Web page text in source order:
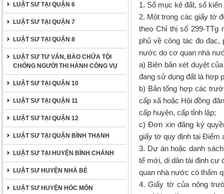
LUẬT SƯ TẠI QUẬN 6
LUẬT SƯ TẠI QUẬN 7
LUẬT SƯ TẠI QUẬN 8
LUẬT SƯ TƯ VẤN, BÀO CHỮA TỘI
CHỐNG NGƯỜI THI HÀNH CÔNG VỤ
LUẬT SƯ TẠI QUẬN 10
LUẬT SƯ TẠI QUẬN 11
LUẬT SƯ TẠI QUẬN 12
LUẬT SƯ TẠI QUẬN BÌNH THẠNH
LUẬT SƯ TẠI HUYỆN BÌNH CHÁNH
LUẬT SƯ HUYỆN NHÀ BÈ
LUẬT SƯ HUYỆN HÓC MÔN
1. Sổ mục kê đất, sổ
2. Một trong các giấy tờ
theo Chỉ thị số 299-TTg
phủ về công tác đo đạc,
nước do cơ quan nhà
a) Biên bản xét duyệt
đang sử dụng đất là hợp
b) Bản tổng hợp các
cấp xã hoặc Hội đồng
cấp huyện, cấp tỉnh lập;
c) Đơn xin đăng ký
giấy tờ quy định tại Điểm
3. Dự án hoặc danh
tế mới, di dân tái định cư
quan nhà nước có thẩm
4. Giấy tờ của nông